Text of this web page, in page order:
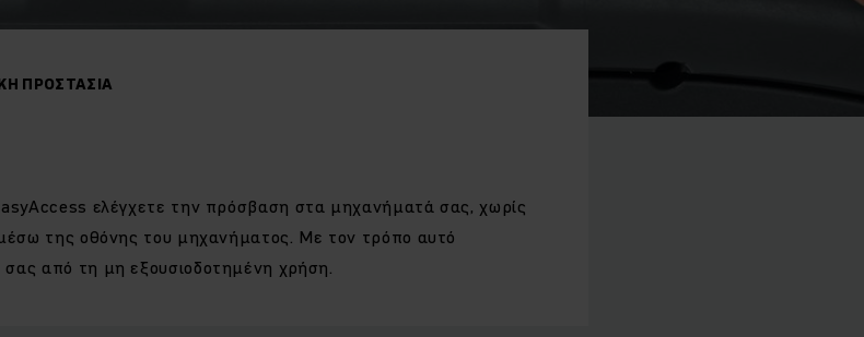
ΠΡΟΣΤΑΣΊΑ
ελέγχετε την πρόσβαση στα μηχανήματά σας, χωρίς
μέσω της οθόνης του μηχανήματος. Με τον τρόπο αυτό
από τη μη εξουσιοδοτημένη χρήση.